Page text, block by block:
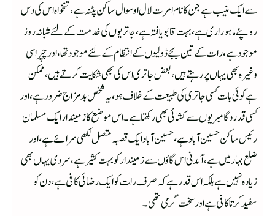
سے ایک منیب ہے جن کا نام امرت لال او سوال ساکن پٹنہ ہے،تنخواہ اس کی دس
روپئے ماہوراری ہے، بہت قابو یافتہ ہے،جاتریوں کی خدمت کے لئے شبانہ روز
موجود ہے،رات کے تین بجے ڈولیوں کے انتظام کے لئے موجود تھا،اور چپراسی
وغیرہ بھی یہاں پر رہتے ہیں،بعض جاتری اس کی بھی شکایت کرتے ہیں،ممکن
ہے کوئی بات کسی جاتری کی طبیعت کے خلاف ہو،یہ شخص بدمزا ج ضرور ہے،اور
کسی قدر دگامبریوں سے کشائی بھی رکھتا ہے۔ اس موضع کا زمیندار ایک مسلمان
رئیس ساکن حسین آباد ہے ،حسین آباد ایک قصبہ متصل لکھی سرائے ہے،اور
ضلع بہار میں ہے،آمدنی اس گاؤں سے زمیندار کو بہت کثیر ہے،سردی یہاں بھی
زیادہ نہیں ہے بلکہ اس قدر ہے کہ صرف رات کو ایک رضائی کافی ہے،دن کو
سفید کرتا کافی ہے اور سخت گرمی تھی۔